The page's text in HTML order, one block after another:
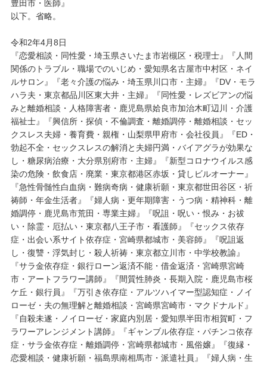
豊田市・医師』
以下。省略。
令和2年4月8日
『恋愛相談・同性愛・埼玉県さいたま市岩槻区・税理士』『人間
関係のトラブル・職場でのいじめ・愛知県名古屋市中村区・ネイ
ルサロン』『老々介護の悩み・埼玉県川口市・主婦』『DV・モラ
ハラ夫・東京都品川区東大井・主婦』『同性愛・レズビアンの悩
みと離婚相談・人格障害者・鹿児島県姶良市加治木町辺川・介護
福祉士』『興信所・探偵・不倫調査・離婚調停・離婚相談・セッ
クスレス夫婦・養育費・親権・山梨県甲府市・会社役員』『ED・
勃起不全・セックスレスの解消と夫婦円満・バイアグラが効果な
し・糖尿病治療・大分県別府市・主婦』『新型コロナウイルス感
染の危険・飲食店・廃業・東京都港区赤坂・貸しビルオーナー』
『急性骨髄性白血病・難病奇病・健康祈願・東京都世田谷区・祈
祷師・年金生活者』『婦人病・更年期障害・うつ病・精神科・離
婚調停・鹿児島市荒田・専業主婦』『呪詛・呪い・恨み・お祓
い・除霊・厄払い・東京都八王子市・看護師』『セックス依存
症・出会い系サイト依存症・宮崎県都城市・美容師』『呪詛返
し・復讐・浮気封じ・殺人祈祷・東京都立川市・中学校教諭』
『サラ金依存症・銀行ローン返済不能・借金返済・宮崎県宮崎
市・アートフラワー講師』『間質性肺炎・長期入院・鹿児島市桜
ケ丘・銀行員』『万引き依存症・アルツハイマー型認知症・ノイ
ローゼ・夫の無理解と離婚相談・宮崎県宮崎市・マクドナルド』
『自殺未遂・ノイローゼ・家庭内別居・愛知県半田市相賀町・フ
ラワーアレンジメント講師』『ギャンブル依存症・パチンコ依存
症・サラ金依存症・離婚調停・宮崎県都城市・風俗嬢』『復縁・
恋愛相談・健康祈願・福島県南相馬市・派遣社員』『婦人病・生